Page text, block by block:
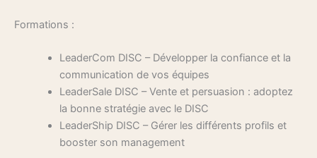
Formations :
LeaderCom DISC – Développer la confiance et la
communication de vos équipes
LeaderSale DISC – Vente et persuasion : adoptez
la bonne stratégie avec le DISC
LeaderShip DISC – Gérer les différents profils et
booster son management